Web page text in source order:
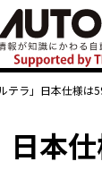
テラ」日本仕様
本